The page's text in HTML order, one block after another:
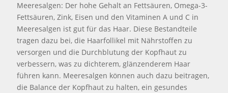
Meeresalgen: Der hohe Gehalt an Fettsäuren, Omega-3-
Fettsäuren, Zink, Eisen und den Vitaminen A und C in
Meeresalgen ist gut für das Haar. Diese Bestandteile
tragen dazu bei, die Haarfollikel mit Nährstoffen zu
versorgen und die Durchblutung der Kopfhaut zu
verbessern, was zu dichterem, glänzenderem Haar
führen kann. Meeresalgen können auch dazu beitragen,
die Balance der Kopfhaut zu halten, ein gesundes